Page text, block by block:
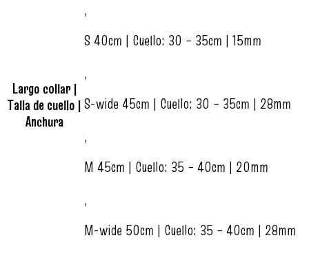
Largo collar |
Talla de cuello |
Anchura
,
S 40cm | Cuello: 30 – 35cm | 15mm
,
S-wide 45cm | Cuello: 30 – 35cm | 28mm
,
M 45cm | Cuello: 35 – 40cm | 20mm
,
M-wide 50cm | Cuello: 35 – 40cm | 28mm